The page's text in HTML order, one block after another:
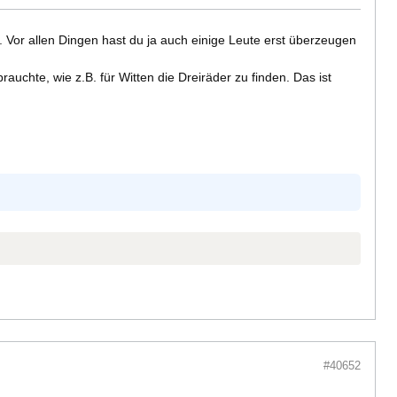
allen Dingen hast du ja auch einige Leute erst überzeugen
wie z.B. für Witten die Dreiräder zu finden. Das ist
#40652